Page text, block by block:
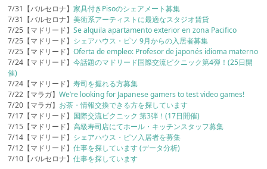
7/31【バルセロナ】家具付きPisoのシェアメート募集
7/31【バルセロナ】美術系アーティストに最適なスタジオ賃貸
7/25【マドリード】Se alquila apartamento exterior en zona Pacifico
7/25【マドリード】 シェアハウス・ピソ 9月からの入居者募集
7/25【マドリード】Oferta de empleo: Profesor de japonés idioma materno
7/24【マドリード】今話題のマドリード国際交流ピクニック第4弾！(25日開
催)
7/24【マドリード】寿司を握れる方募集
7/22【マラガ】We’re looking for Japanese gamers to test video games!
7/20【マラガ】 お茶・情報交換できる方を探しています
7/17【マドリード】 国際交流ピクニック 第3弾！(17日開催)
7/15【マドリード】高級寿司店にてホール・キッチンスタッフ募集
7/14【マドリード】 シェアハウス・ピソ入居者を募集
7/12【マドリード】仕事を探しています (データ分析)
7/10【バルセロナ】仕事を探しています